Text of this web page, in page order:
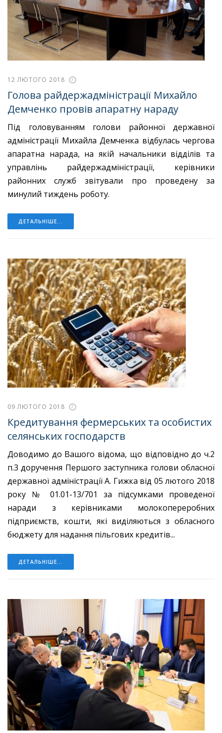
12 ЛЮТОГО 2018
Голова райдержадміністрації Михайло
Демченко провів апаратну нараду
Під головуванням голови районної державної
адміністрації Михайла Демченка відбулась чергова
апаратна нарада, на якій начальники відділів та
управлінь райдержадміністрації, керівники
районних служб звітували про проведену за
минулий тиждень роботу.
ДЕТАЛЬНІШЕ...
09 ЛЮТОГО 2018
Кредитування фермерських та особистих
селянських господарств
Доводимо до Вашого відома, що відповідно до ч.2
п.3 доручення Першого заступника голови обласної
державної адміністрації А. Гижка від 05 лютого 2018
року № 01.01-13/701 за підсумками проведеної
наради з керівниками молокопереробних
підприємств, кошти, які виділяються з обласного
бюджету для надання пільгових кредитів...
ДЕТАЛЬНІШЕ...